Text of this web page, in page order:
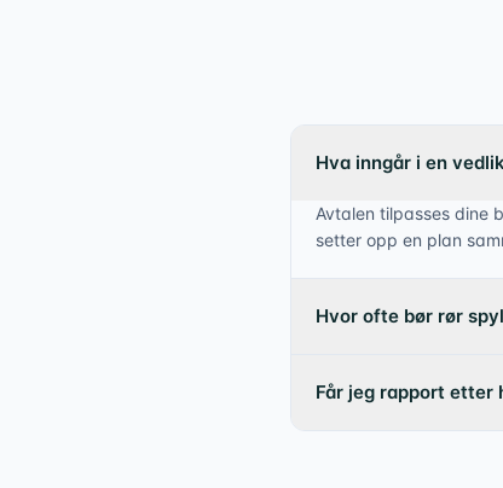
Hva inngår i en
Avtalen tilpasses dine
setter opp en plan
Hvor ofte bør rør
Får jeg rapport etter